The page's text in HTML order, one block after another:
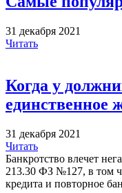
31 декабря 2021
Читать
Когда у
единственное
31 декабря 2021
Читать
Банкротство влечет
213.30 ФЗ №127, в том
кредита и повторное